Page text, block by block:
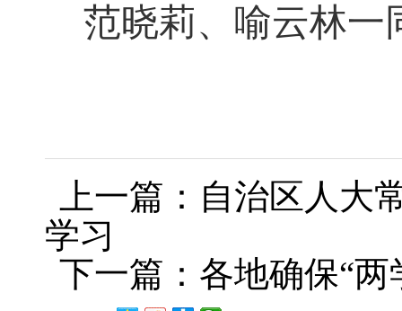
范晓莉、喻云林一
上一篇：自治区人大
学习
下一篇：各地确保“